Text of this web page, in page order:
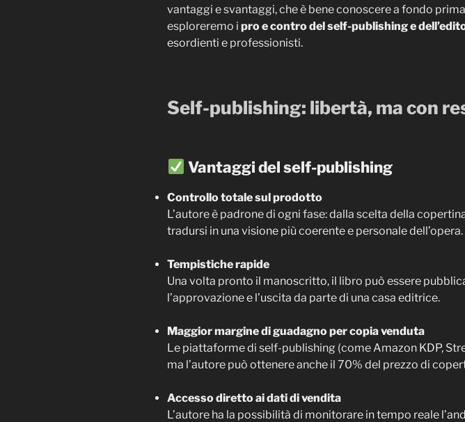
vantaggi e svantaggi, che è bene conoscere a fondo
esploreremo i pro e contro del self-publishing e
esordienti e professionisti.
Self-publishing: libertà, ma con
Vantaggi del self-publishing
Controllo totale sul prodotto
L’autore è padrone di ogni fase: dalla scelta della
tradursi in una visione più coerente e personale dell’opera.
Tempistiche rapide
Una volta pronto il manoscritto, il libro può essere
l’approvazione e l’uscita da parte di una casa editrice.
Maggior margine di guadagno per copia venduta
Le piattaforme di self-publishing (come Amazon KDP,
ma l’autore può ottenere anche il 70% del prezzo di
Accesso diretto ai dati di vendita
L’autore ha la possibilità di monitorare in tempo reale